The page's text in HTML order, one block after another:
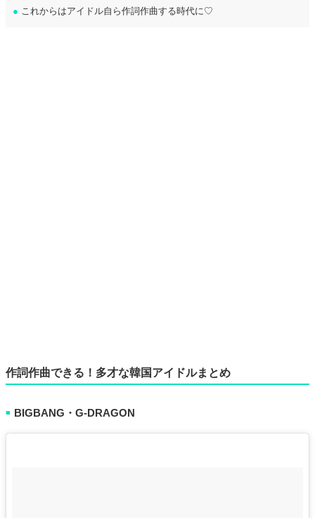
● これからはアイドル自ら作詞作曲する時代に♡
作詞作曲できる！多才な韓国アイドルまとめ
■ BIGBANG・G-DRAGON